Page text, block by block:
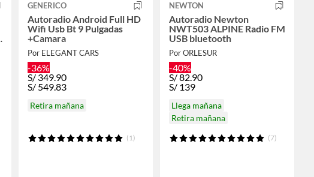
GENERICO
Autoradio Android Full HD
Wifi Usb Bt 9 Pulgadas
+Camara
Por ELEGANT CARS
-36%
S/ 349.90
S/ 549.83
Retira mañana
(1)
NEWTON
Autoradio Newton
NWT503 ALPINE Radio FM
USB bluetooth
Por ORLESUR
-40%
S/82.90
S/ 139
Llega mañana
Retira mañana
(7)